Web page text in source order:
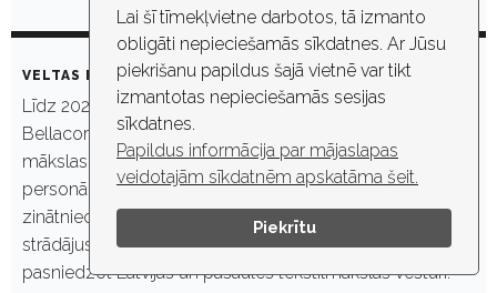
Lai šī tīmekļvietne darbotos, tā izmanto
obligāti nepieciešamās sīkdatnes. Ar Jūsu
piekrišanu papildus šajā vietnē var tikt
izmantotas nepieciešamās sesijas
sīkdatnes.
Papildus informācija par mājaslapas
veidotajām sīkdatnēm apskatāma šeit.
Piekrītu
VELTAS RAUDZEPAS PERSONĀLIZSTĀDE “IZAICINĀJUMS”
Līdz 2022. gada 10. janvārim RKTMC “Mazā Ģilde”
Bellacord zālē apskatāma Mazās ģildes Tautas tēlotājas
mākslas studijas “Ģilde” mākslinieces Veltas Raudzepas
personālizstāde. Mag. Art. Velta Raudzepa ir mākslas
zinātniece, LMA ieguvusi maģistra grādu un ilgus gadus
strādājusi par stundu pasniedzēju Tekstilmākslas nodaļā,
pasniedzot Latvijas un pasaules tekstilmākslas vēsturi.